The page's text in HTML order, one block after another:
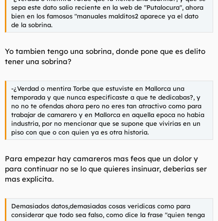
sepa este dato salio reciente en la web de "Putalocura", ahora
bien en los famosos "manuales malditos2 aparece ya el dato
de la sobrina.
Yo tambien tengo una sobrina, donde pone que es delito
tener una sobrina?
-¿Verdad o mentira Torbe que estuviste en Mallorca una
temporada y que nunca especificaste a que te dedicabas?, y
no no te ofendas ahora pero no eres tan atractivo como para
trabajar de camarero y en Mallorca en aquella epoca no habia
industria, por no mencionar que se supone que vivirias en un
piso con que o con quien ya es otra historia.
Para empezar hay camareros mas feos que un dolor y
para continuar no se lo que quieres insinuar, deberias ser
mas explícita.
Demasiados datos,demasiadas cosas veridicas como para
considerar que todo sea falso, como dice la frase "quien tenga